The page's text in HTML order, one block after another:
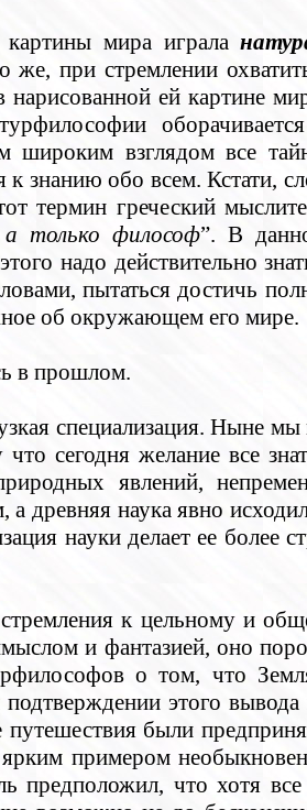
мира играла
же, при стремлении
ей картине
широким взглядом все
знанию обо всем. Кстати,
термин греческий
только философ”. В
надо действительно
пытаться достичь
об окружающем его мире.
в прошлом.
специализация. Ныне
сегодня желание все
явлений,
древняя наука явно
науки делает ее более
к цельному и
и фантазией, оно
о том, что
этого
были
примером
предположил, что хотя